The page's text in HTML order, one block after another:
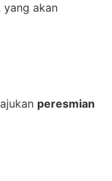
yang akan
peresmian